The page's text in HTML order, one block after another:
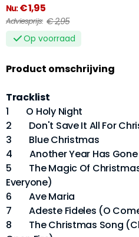
Nu:€ 1,95
Adviesprijs: € 2,95
Op voorraad
Product omschrijving
Tracklist
1 O Holy Night
2 Don't Save It All For
3 Blue Christmas
4 Another Year Has Gone
5 The Magic Of Christmas
Everyone)
6 Ave Maria
7 Adeste Fideles (O Come
8 The Christmas Song